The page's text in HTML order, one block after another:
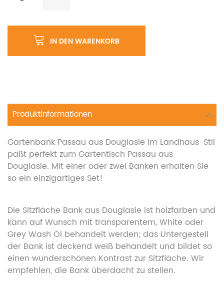
IN DEN WARENKORB
Produktinformationen
Gartenbank Passau aus Douglasie im Landhaus-Stil
paßt perfekt zum Gartentisch Passau aus
Douglasie. Mit einer oder zwei Bänken erhalten Sie
so ein einzigartiges Set!
Die Sitzfläche Bank aus Douglasie ist holzfarben und
kann auf Wunsch mit transparentem, White oder
Grey Wash Öl behandelt werden; das Untergestell
der Bank ist deckend weiß behandelt und bildet so
einen wunderschönen Kontrast zur Sitzfläche. Wir
empfehlen, die Bank überdacht zu stellen.